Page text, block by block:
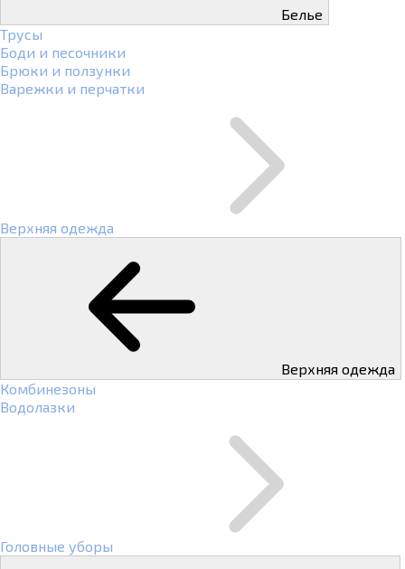
Белье
Трусы
Боди и песочники
Брюки и ползунки
Варежки и перчатки
Верхняя одежда
Верхняя одежда
Комбинезоны
Водолазки
Головные уборы